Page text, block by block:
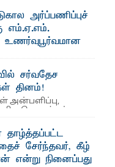
கலை
கல்வி மற்றும்
அர்ப்பணிப்புச்
எம்.ஏ.எம்.
உணர்வுபூர்வமான
விஞ்ஞான
...
சர்வதேச
தினம்!
அன்பளிப்பு,
பொருட்கள்
மற்றும் கலை
தாழ்த்தப்பட்ட
சேர்ந்தவர், கீழ்
என்று நினைப்பது